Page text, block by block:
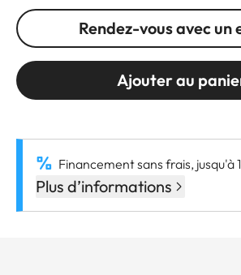
Rendez-vous avec un
Ajouter au
Financement sans frais, jusqu'à
Plus d’informations